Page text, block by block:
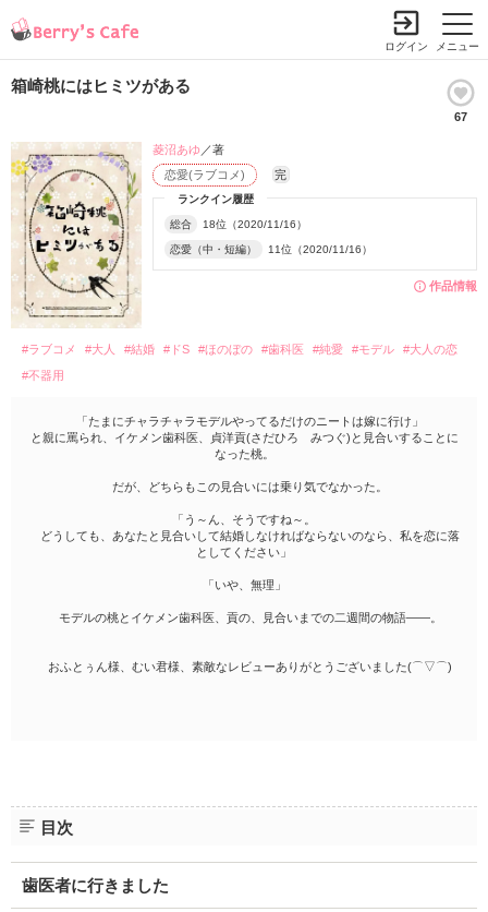
メニュー
ログイン
箱崎桃にはヒミツがある
67
作品情報
ランクイン履歴
総合 18位（2020/11/16）
恋愛（中・短編） 11位（2020/11/16）
恋愛(ラブコメ) 完
菱沼あゆ ／著
#ラブコメ #大人 #結婚 #ドS #ほのぼの #歯科医 #純愛 #モデル
#大人の恋
#不器用
「たまにチャラチャラモデルやってるだけのニートは嫁に行け」
と親に罵られ、イケメン歯科医、貞洋貢(さだひろ みつぐ)と見合いすることに
なった桃。
だが、どちらもこの見合いには乗り気でなかった。
「う～ん、そうですね～。
どうしても、あなたと見合いして結婚しなければならないのなら、私を恋に落
としてください」
「いや、無理」
モデルの桃とイケメン歯科医、貢の、見合いまでの二週間の物語――。
おふとぅん様、むい君様、素敵なレビューありがとうございました(⌒▽⌒)
目次
歯医者に行きました